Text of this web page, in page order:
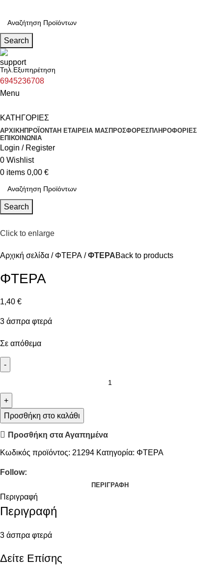
Search
Τηλ.Εξυπηρέτηση
6945236708
Menu
ΚΑΤΗΓΟΡΙΕΣ
ΑΡΧΙΚΗ ΠΡΟΪΟΝΤΑΗ ΕΤΑΙΡΕΙΑ ΜΑΣΠΡΟΣΦΟΡΕΣΠΛΗΡΟΦΟΡΙΕΣ
ΕΠΙΚΟΙΝΩΝΙΑ
Login / Register
0 Wishlist
0 items 0,00 €
Search
Click to enlarge
Αρχική σελίδα ΦΤΕΡΑ ΦΤΕΡΑBack to products
ΦΤΕΡΑ
1,40 €
3 άσπρα φτερά
Σε απόθεμα
Προσθήκη στο καλάθι
Προσθήκη στα Αγαπημένα
Κωδικός προϊόντος: 21294 Κατηγορία: ΦΤΕΡΑ
Follow:
ΠΕΡΙΓΡΑΦΉ
Περιγραφή
Περιγραφή
3 άσπρα φτερά
Δείτε Επίσης